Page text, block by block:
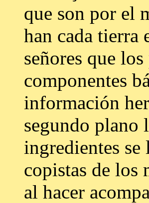
que son por el
han cada tierra
señores que
componentes
información
segundo plano
ingredientes
copistas de los
al hacer